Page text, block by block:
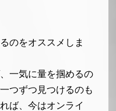
のをオススメしま
一気に量を掴めるの
つずつ見つけるのも
ば、今はオンライ